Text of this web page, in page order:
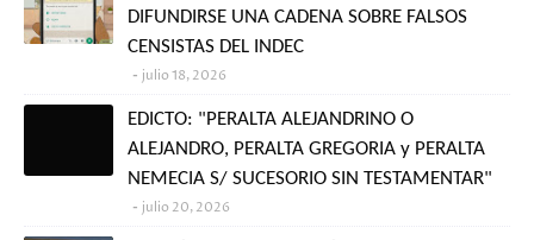
DIFUNDIRSE UNA CADENA SOBRE FALSOS
CENSISTAS DEL INDEC
julio 18, 2026
EDICTO: "PERALTA ALEJANDRINO O
ALEJANDRO, PERALTA GREGORIA y PERALTA
NEMECIA S/ SUCESORIO SIN TESTAMENTAR"
julio 20, 2026